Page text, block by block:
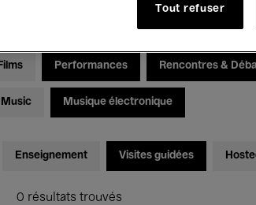
Films Performances Rencontres &
Musique électronique
Enseignement Visites guidées
0 résultats trouvés
Tout refuser